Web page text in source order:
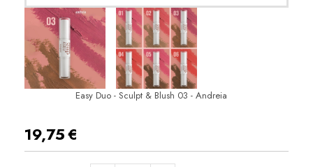
Easy Duo - Sculpt & Blush 03 - Andreia
19,75€